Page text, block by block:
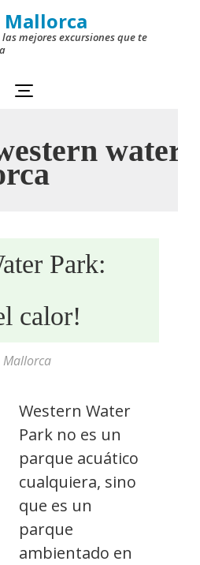
Mallorca
mejores excursiones que te
water
Park:
calor!
Mallorca
Western Water
Park no es un
parque acuático
cualquiera, sino
que es un
parque
ambientado en